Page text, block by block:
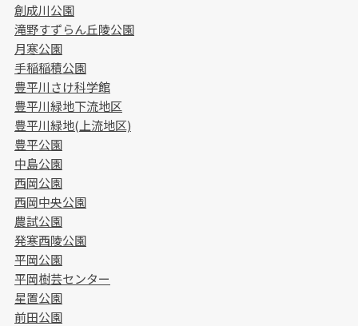
創成川公園
滝野すずらん丘陵公園
月寒公園
手稲稲積公園
豊平川さけ科学館
豊平川緑地下流地区
豊平川緑地(上流地区)
豊平公園
中島公園
西岡公園
西岡中央公園
農試公園
発寒西陵公園
平岡公園
平岡樹芸センター
星置公園
前田公園